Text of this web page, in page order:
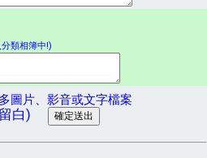
類相簿中!)
圖片、影音或文字檔案
白)